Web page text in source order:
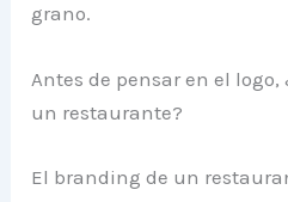
grano.
Antes de pensar en el
un restaurante?
El branding de un